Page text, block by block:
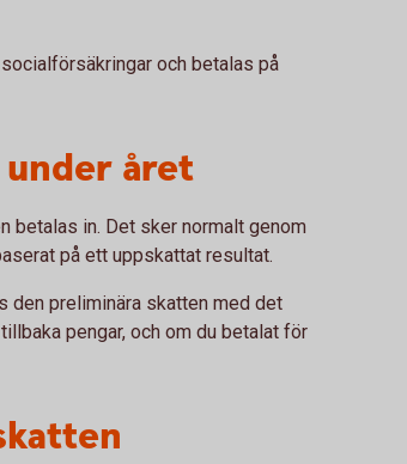
och betalas på
året
betalas in. Det sker normalt genom
på ett uppskattat resultat.
den preliminära skatten med det
pengar, och om du betalat för